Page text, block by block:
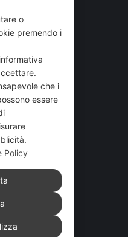
o
premendo i
che i
essere
Policy